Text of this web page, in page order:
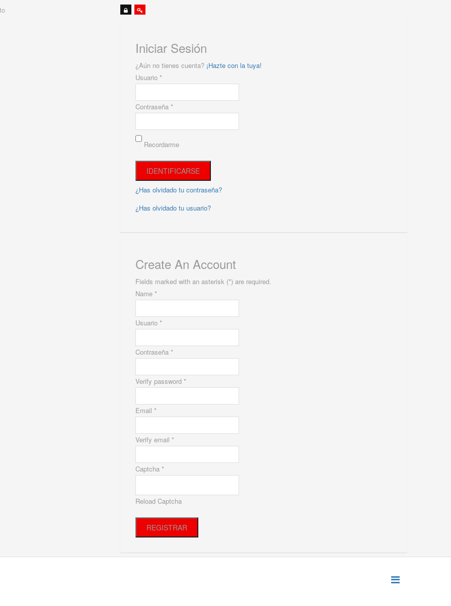
Iniciar Sesión
¿Aún no tienes cuenta? ¡Hazte con la tuya!
Usuario *
Contraseña *
Recordarme
¿Has olvidado tu contraseña?
¿Has olvidado tu usuario?
Create An Account
Fields marked with an asterisk (*) are required.
Name *
Usuario *
Contraseña *
Verify password *
Email *
Verify email *
Captcha *
Reload Captcha
REGISTRAR